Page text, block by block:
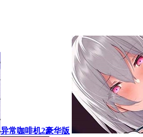
异常咖啡机2豪华版